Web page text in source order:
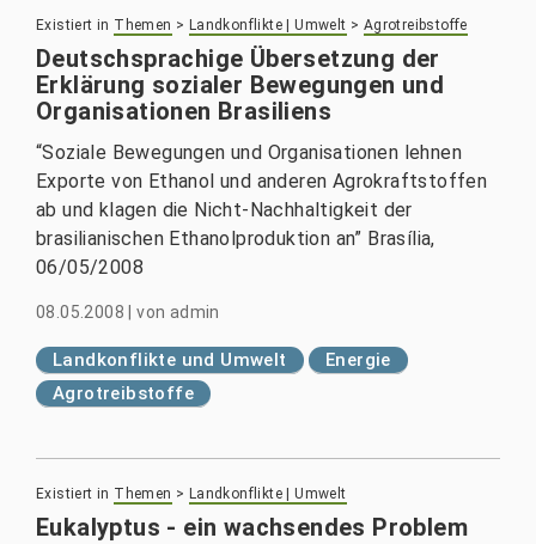
Existiert in Themen > Landkonflikte | Umwelt > Agrotreibstoffe
Deutschsprachige Übersetzung der
Erklärung sozialer Bewegungen und
Organisationen Brasiliens
“Soziale Bewegungen und Organisationen lehnen
Exporte von Ethanol und anderen Agrokraftstoffen
ab und klagen die Nicht-Nachhaltigkeit der
brasilianischen Ethanolproduktion an” Brasília,
06/05/2008
08.05.2008 |von admin
Landkonflikte und Umwelt
Energie
Agrotreibstoffe
Existiert in Themen > Landkonflikte | Umwelt
Eukalyptus - ein wachsendes Problem